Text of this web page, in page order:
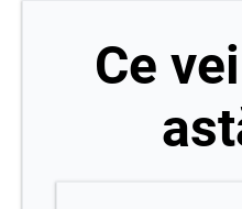
Ce